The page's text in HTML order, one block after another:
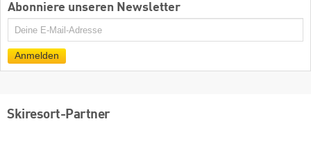
Abonniere unseren Newsletter
E-
Mail
Anmelden
Skiresort-Partner